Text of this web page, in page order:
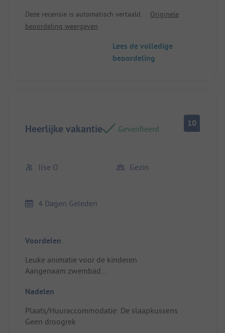
bijzonder scherp zijn.
En vervang het water in de voetbaden ten minste
Locatie/Huuraccommodatie: Koelkast die ons veel
eten heeft laten verliezen.
Deze recensie is automatisch vertaald.
Originele
beoordeling weergeven
Lees de volledige
beoordeling
Heerlijke vakantie Geverifieerd
10
Ilse O Gezin
4 Dagen Geleden
Voordelen
Leuke animatie voor de kinderen
Aangenaam zwembad
Plaats/Huuraccommodatie: Ruim huisje
Prachtig uitzicht
Nadelen
Plaats/Huuraccommodatie: De slaapkussens
Geen droogrek